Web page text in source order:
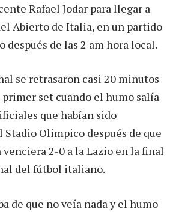
Rafael Jodar para llegar a
Abierto de Italia, en un partido
después de las 2 am hora local.
se retrasaron casi 20 minutos
set cuando el humo salía
que habían sido
Stadio Olimpico después de que
2-0 a la Lazio en la final
del fútbol italiano.
de que no veía nada y el humo